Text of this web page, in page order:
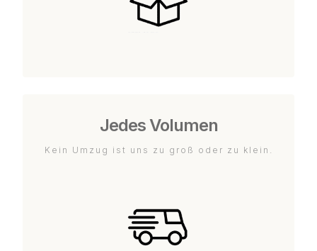
Jedes Volumen
Kein Umzug ist uns zu groß oder zu klein.